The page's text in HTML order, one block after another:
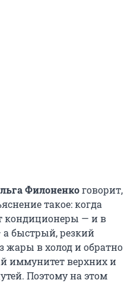
Филоненкоговорит,
такое: когда
кондиционеры — и в
а быстрый, резкий
жары в холод и обратно
иммунитет верхних и
Поэтому на этом